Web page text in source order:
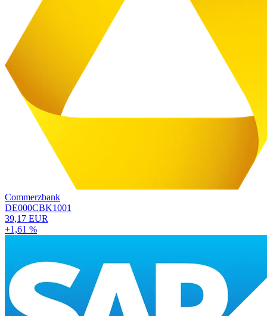
Commerzbank
DE000CBK1001
39,17 EUR
+1,61 %